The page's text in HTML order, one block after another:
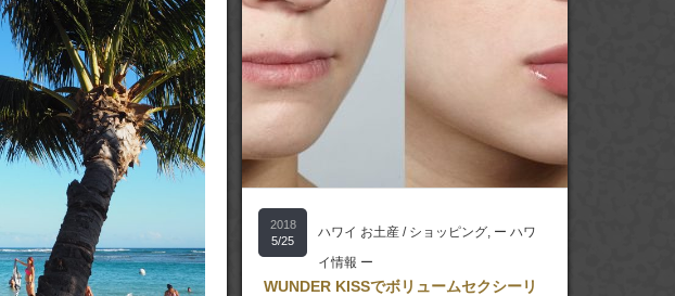
2018
5/25
ハワイ お土産 / ショッピング, ー ハワ
イ情報 ー
WUNDER KISSでボリュームセクシーリ